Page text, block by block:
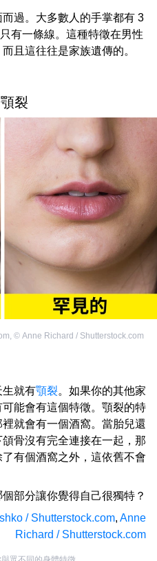
過。大多數人的手掌都有 3
有一條線。這種特徵在男性
且這往往是家族遺傳的。
裂
, © Anne Richard / Shutterstock.com
生就有顎裂。如果你的其他家
能會有這個特徵。顎裂的特
就會有一個酒窩。當胎兒還
骨沒有完全連接在一起，那
有個酒窩之外，這依舊不會
部分讓你覺得自己很獨特？
/ Shutterstock.com, Anne
Richard / Shutterstock.com